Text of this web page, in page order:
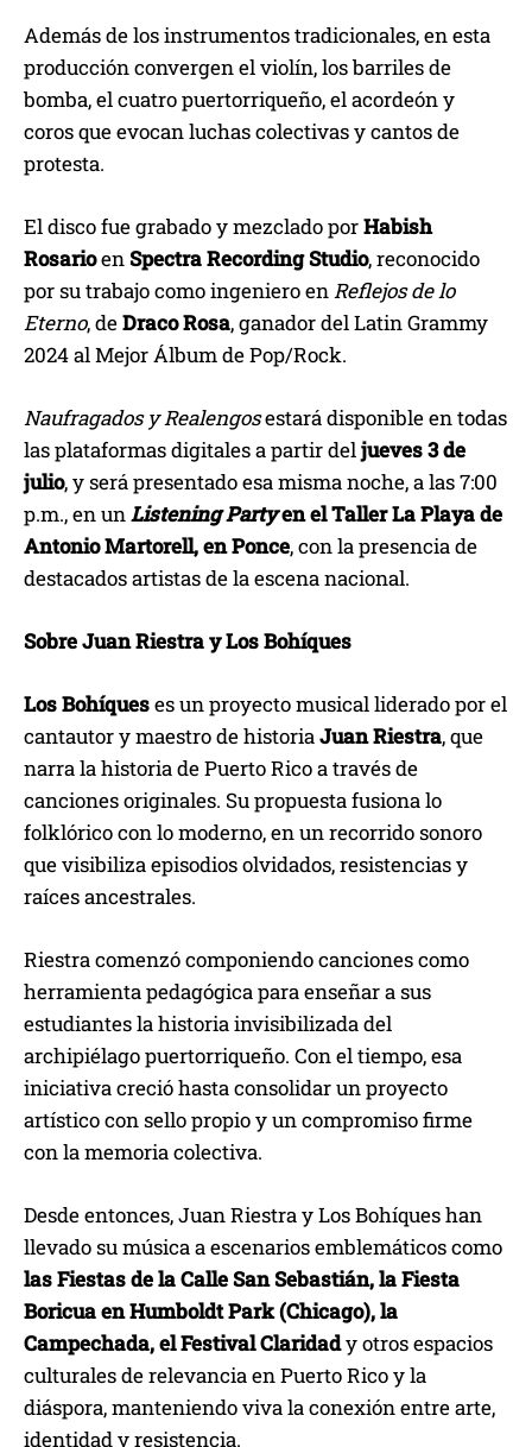
Además de los instrumentos tradicionales, en esta
producción convergen el violín, los barriles de
bomba, el cuatro puertorriqueño, el acordeón y
coros que evocan luchas colectivas y cantos de
protesta.
El disco fue grabado y mezclado porHabish
RosarioenSpectra Recording Studio, reconocido
por su trabajo como ingeniero enReflejos de lo
Eterno, deDraco Rosa, ganador del Latin Grammy
2024 al Mejor Álbum de Pop/Rock.
Naufragados y Realengosestará disponible en todas
las plataformas digitales a partir deljueves 3 de
julio, y será presentado esa misma noche, a las 7:00
p.m., en unListening Partyen el Taller La Playa de
Antonio Martorell, en Ponce, con la presencia de
destacados artistas de la escena nacional.
Sobre Juan Riestra y Los Bohíques
Los Bohíqueses un proyecto musical liderado por el
cantautor y maestro de historiaJuan Riestra, que
narra la historia de Puerto Rico a través de
canciones originales. Su propuesta fusiona lo
folklórico con lo moderno, en un recorrido sonoro
que visibiliza episodios olvidados, resistencias y
raíces ancestrales.
Riestra comenzó componiendo canciones como
herramienta pedagógica para enseñar a sus
estudiantes la historia invisibilizada del
archipiélago puertorriqueño. Con el tiempo, esa
iniciativa creció hasta consolidar un proyecto
artístico con sello propio y un compromiso firme
con la memoria colectiva.
Desde entonces, Juan Riestra y Los Bohíques han
llevado su música a escenarios emblemáticos como
las Fiestas de la Calle San Sebastián, la Fiesta
Boricua en Humboldt Park (Chicago), la
Campechada, el Festival Claridady otros espacios
culturales de relevancia en Puerto Rico y la
diáspora, manteniendo viva la conexión entre arte,
identidad y resistencia.